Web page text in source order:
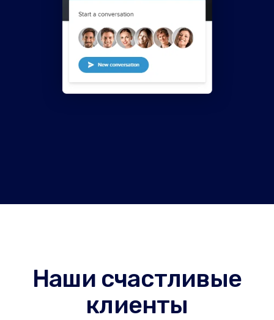
Наши счастливые
клиенты